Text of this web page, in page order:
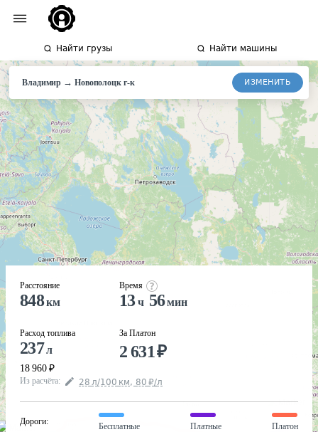
Найти грузы Найти машины
Владимир → Новополоцк г-к ИЗМЕНИТЬ
Расстояние
848км
Расход топлива
237л
18 960 ₽
Время
13ч 56мин
За Платон
2 631₽
Из расчёта: 28 л/100 км, 80 ₽/л
Дороги:
Бесплатные Платные Платон